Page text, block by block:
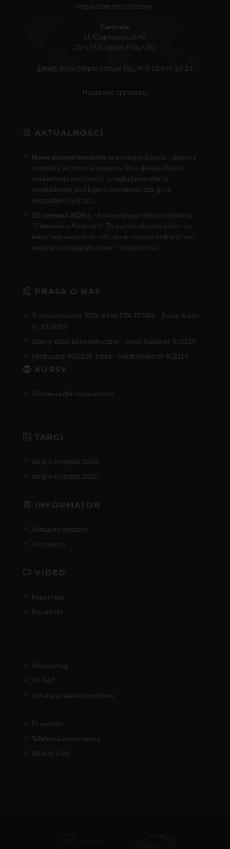
wsparciem technicznym.
Centrala:
ul. Ciepłownicza 40
31-574 Kraków, POLAND
Email: dipol@dipol.com.pl Tel.: +48 12 644 29 13
Nasza sieć sprzedaży
AKTUALNOŚCI
Nowe drzewo towarów w e-sklepie Dipola - dobierz
produkty w obrębie systemu. W e-sklepie Dipola
pojawiła się możliwość przeglądania oferty
produktowej pod kątem systemów, tzn. grup
kompatybilnych ze...
10 czerwca 2026 r. - Jubileuszowa edycja konkursu
"Ciekawie o Antenach". To już dwudziesty piąty raz,
kiedy zapraszamy do udziału w naszym wakacyjnym
wyzwaniu fotograficznym – czekamy na...
PRASA O NAS
Transmodulator TDX-4168 FTA TERRA - Świat Radio
nr 10/2019
Dobry kabel koncentryczny - Świat Radio nr 8/2019
Modulator MI520P Terra - Świat Radio nr 9/2019
KURSY
Szkolenia dla instalatorów
TARGI
Targi Energetab 2024.
Targi Energetab 2023.
INFORMATOR
Aktualne wydanie
Archiwum
VIDEO
Reportaże
Poradniki
Monitoring
TV-SAT
Instalacje światłowodowe
Przewody
Telefonia komórkowa
WLAN, LAN